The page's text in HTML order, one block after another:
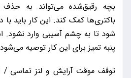
بچه رقیق‌شده می‌تواند به حذف
باکتری‌ها کمک کند. این کار باید
شود تا به چشم آسیبی وارد نشود.
پنبه تمیز برای این کار توصیه
توقف موقت آرایش و لنز تماسی /